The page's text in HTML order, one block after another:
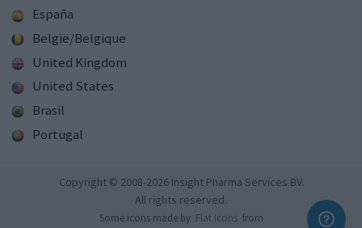
España
België/Belgique
United Kingdom
United States
Brasil
Portugal
Copyright © 2008-2026 Insight Pharma Services BV.
All rights reserved.
Some icons made by Flat Icons from